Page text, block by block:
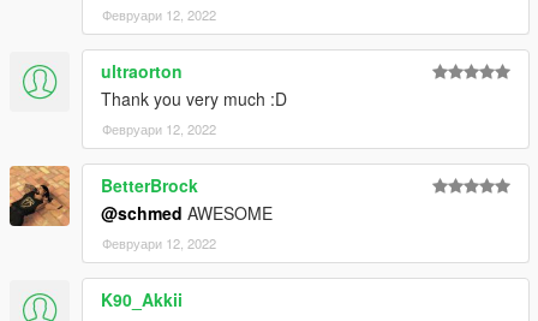
Февруари 12, 2022
ultraorton
Thank you very much :D
Февруари 12, 2022
BetterBrock
@schmed AWESOME
Февруари 12, 2022
K90_Akkii